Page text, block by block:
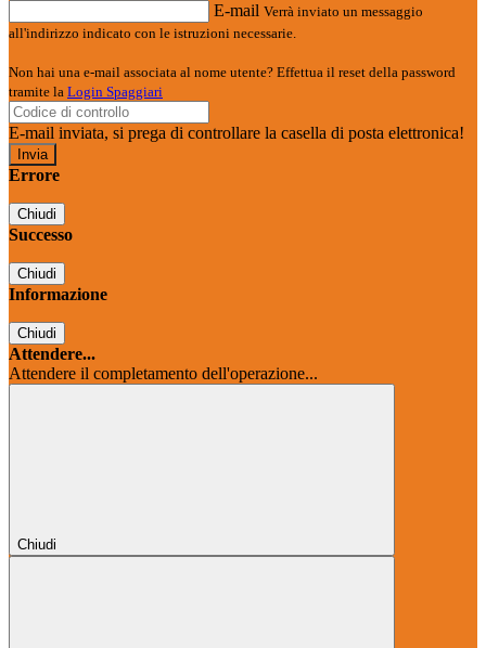
E-mail Verrà inviato un messaggio
all'indirizzo indicato con le istruzioni necessarie.
Non hai una e-mail associata al nome utente? Effettua il reset della password
tramite la Login Spaggiari
E-mail inviata, si prega di controllare la casella di posta elettronica!
Errore
Chiudi
Successo
Chiudi
Informazione
Chiudi
Attendere...
Attendere il completamento dell'operazione...
Chiudi